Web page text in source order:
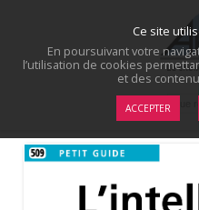
Ce site
En poursuivant votre
l’utilisation de cookies
et des
ACCEPTER